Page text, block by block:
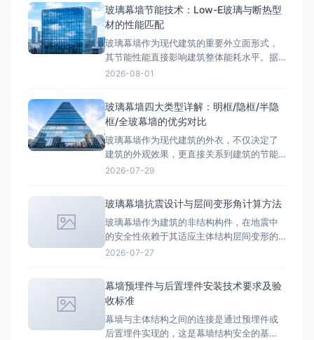
区玻璃幕墙多少钱一平方？本文将结合2026
年最新市场行情，详细拆解玻璃幕墙的工程
报价构成。涪陵区玻璃幕墙类型价格
玻璃幕墙节能技术：Low-E玻璃与断热型
材的性能匹配
玻璃幕墙作为现代建筑的重要外立面形式，
其节能性能直接影响建筑整体能耗水平。据
统计，玻璃幕墙能耗占建筑总能耗的40%以
下，显著提升建筑节能效果。本文从Low-E
玻璃节能原理、断热型材技术、玻璃配置选
型三个维度，
2026-08-01
玻璃幕墙四大类型详解：明框/隐框/半隐
框/全玻幕墙的优劣对比
玻璃幕墙作为现代建筑的外衣，不仅决定了
建筑的外观效果，更直接关系到建筑的节能
性能、安全性和使用寿命。根据JGJ 102《玻
幕墙和全玻幕墙四大类型。每种类型在结构
原理、造价水平、适用场景上都有显著差
异。本文将逐一解析四种幕墙类
2026-07-29
玻璃幕墙抗震设计与层间变形角计算方法
玻璃幕墙作为建筑的非结构构件，在地震中
的安全性依赖于其适应主体结构层间变形的
能力。幕墙本身不承受地震作用，但必须能
一。 地震对幕墙的影响机理 地震时，幕墙面
板和框架随主体结构一起运动，但不同部位
的加速度和位移响应不同。对幕墙
2026-07-27
幕墙预埋件与后置埋件安装技术要求及验
收标准
幕墙与主体结构之间的连接是通过预埋件或
后置埋件实现的，这是幕墙结构安全的基